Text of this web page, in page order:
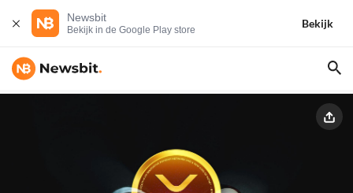
Newsbit
Bekijk in de Google Play store
Bekijk